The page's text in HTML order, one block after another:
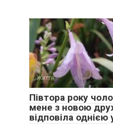
Життя
Півтора року
мене з новою
відповіла